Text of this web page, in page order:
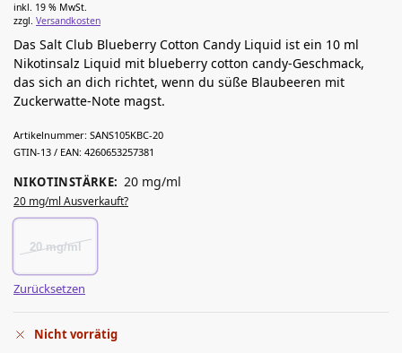
inkl. 19 % MwSt.
zzgl. Versandkosten
Das Salt Club Blueberry Cotton Candy Liquid ist ein 10 ml
Nikotinsalz Liquid mit blueberry cotton candy-Geschmack,
das sich an dich richtet, wenn du süße Blaubeeren mit
Zuckerwatte-Note magst.
Artikelnummer: SANS105KBC-20
GTIN-13 / EAN: 4260653257381
NIKOTINSTÄRKE: 20 mg/ml
20 mg/ml Ausverkauft?
20 mg/ml
Zurücksetzen
Nicht vorrätig